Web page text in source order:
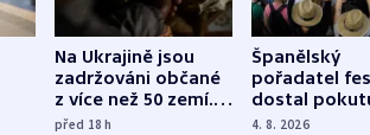
Na Ukrajině jsou
zadržováni občané
z více než 50 zemí.
Bojovali na straně
před 18h
Španělský
pořadatel
dostal
nekalé
4. 8. 2026